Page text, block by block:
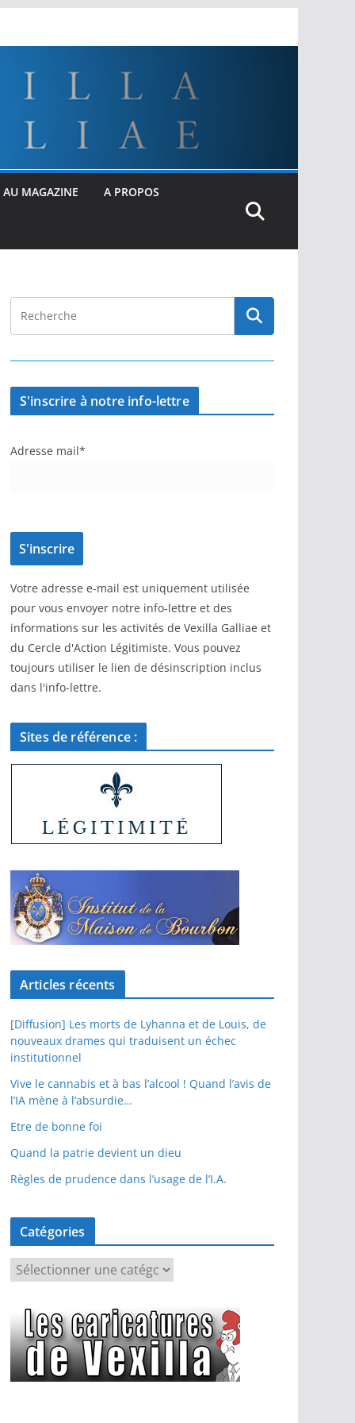
AU MAGAZINE A PROPOS
S'inscrire à notre info-lettre
Adresse mail*
Votre adresse e-mail est uniquement utilisée
pour vous envoyer notre info-lettre et des
informations sur les activités de Vexilla Galliae et
du Cercle d'Action Légitimiste. Vous pouvez
toujours utiliser le lien de désinscription inclus
dans l'info-lettre.
Sites de référence :
Articles récents
[Diffusion] Les morts de Lyhanna et de Louis, de
nouveaux drames qui traduisent un échec
institutionnel
Vive le cannabis et à bas l’alcool ! Quand l’avis de
l’IA mène à l’absurdie…
Etre de bonne foi
Quand la patrie devient un dieu
Règles de prudence dans l’usage de l’I.A.
Catégories
é
g
o
r